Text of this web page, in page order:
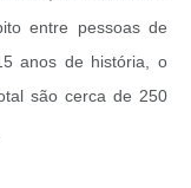
entre pessoas de
anos de história, o
são cerca de 250